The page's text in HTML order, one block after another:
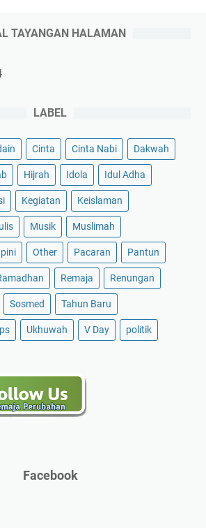
TAYANGAN HALAMAN
LABEL
Cinta Cinta Nabi Dakwah
Hijrah Idola Idul Adha
Kegiatan Keislaman
Musik Muslimah
Other Pacaran Pantun
Remaja Renungan
Sosmed Tahun Baru
Ukhuwah V Day politik
Facebook